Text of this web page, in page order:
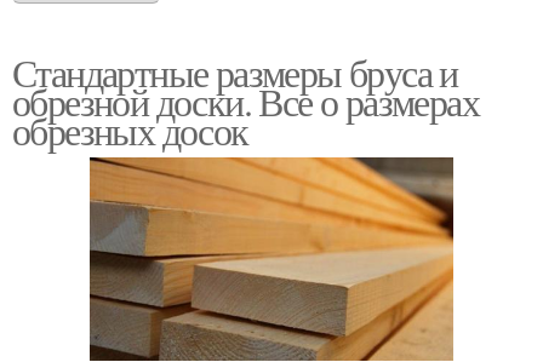
Стандартные размеры бруса и
обрезной доски. Все о размерах
обрезных досок